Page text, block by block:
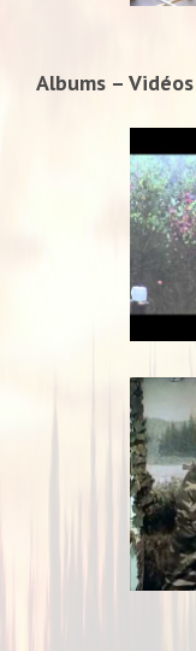
Albums – Vidéos